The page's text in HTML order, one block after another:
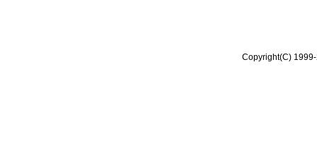
Copyright(C)